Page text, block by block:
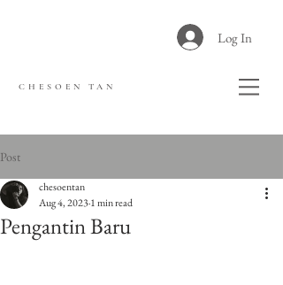
Log In
CHESOEN TAN
Post
Pengantin Baru
chesoentan
Aug 4, 20231 min read